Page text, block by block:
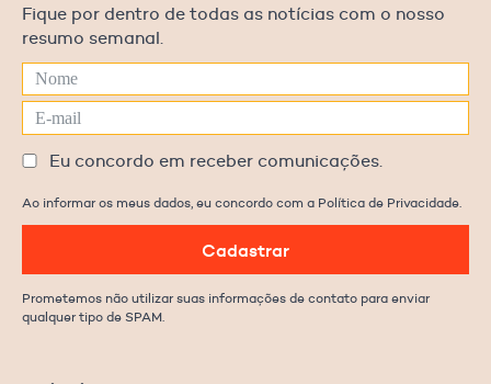
Fique por dentro de todas as notícias com o nosso
resumo semanal.
Eu concordo em receber comunicações.
Ao informar os meus dados, eu concordo com a Política de Privacidade.
Cadastrar
Prometemos não utilizar suas informações de contato para enviar
qualquer tipo de SPAM.